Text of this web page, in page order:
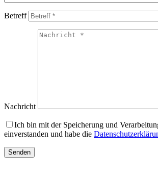
Betreff
Nachricht
Ich bin mit der Speicherung und
einverstanden und habe die